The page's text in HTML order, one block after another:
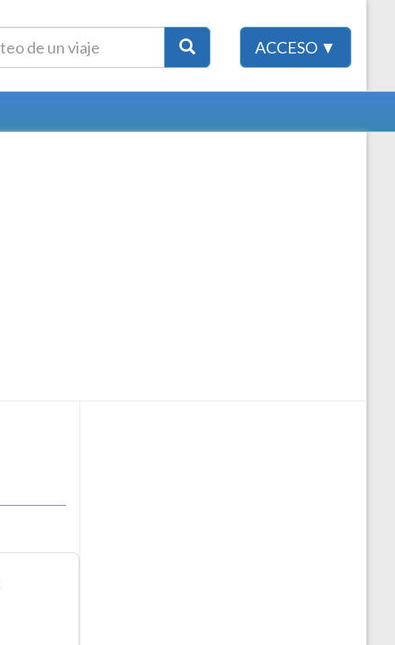
ACCESO ▼